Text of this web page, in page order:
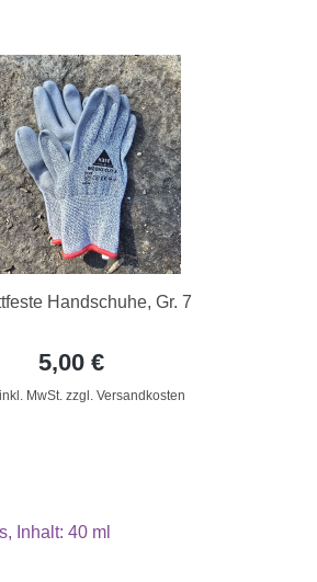
Handschuhe, Gr. 7
5,00 €
MwSt. zzgl. Versandkosten